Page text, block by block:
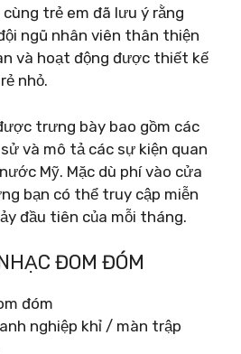
trẻ em đã lưu ý rằng
ngũ nhân viên thân thiện
và hoạt động được thiết kế
nhỏ.
trưng bày bao gồm các
và mô tả các sự kiện quan
Mỹ. Mặc dù phí vào cửa
bạn có thể truy cập miễn
đầu tiên của mỗi tháng.
ĐOM ĐÓM
nghiệp khỉ / màn trập